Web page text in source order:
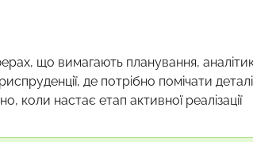
що вимагають планування,
де потрібно помічати
коли настає етап активної реалізації